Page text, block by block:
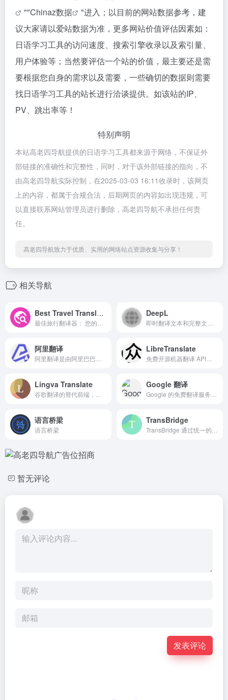
""Chinaz数据
"进入；以目前的网站数据参考，建
议大家请以爱站数据为准，更多网站价值评估因素如：
日语学习工具的访问速度、搜索引擎收录以及索引量、
用户体验等；当然要评估一个站的价值，最主要还是需
要根据您自身的需求以及需要，一些确切的数据则需要
找日语学习工具的站长进行洽谈提供。如该站的IP、
PV、跳出率等！
特别声明
本站高老四导航提供的日语学习工具都来源于网络，不保证外
部链接的准确性和完整性，同时，对于该外部链接的指向，不
由高老四导航实际控制，在2025-03-03 16:11收录时，该网页
上的内容，都属于合规合法，后期网页的内容如出现违规，可
以直接联系网站管理员进行删除，高老四导航不承担任何责
任。
高老四导航致力于优质、实用的网络站点资源收集与分享！
相关导航
Best Travel Translator DeepL
阿里翻译 LibreTranslate
Lingva Translate Google 翻译
语言桥梁
语言桥梁
TransBridge
暂无评论
发表评论